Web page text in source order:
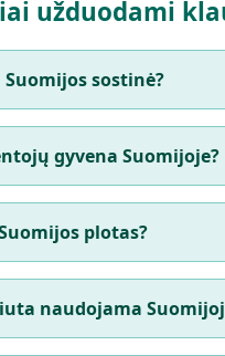
užduodami
sostinė?
gyvena Suomijoje?
plotas?
naudojama